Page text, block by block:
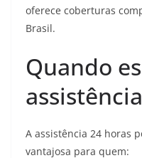
oferece coberturas
Brasil.
Quando
A assistência 24 horas
vantajosa para quem: